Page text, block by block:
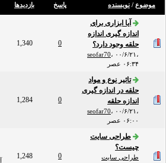
موضوع / نویسنده پاسخ بازدید‌ها
آیا ابزاری برای
اندازه گیری اندازه
حلقه وجود دارد؟
seofar70، ۰۰/۶/۲۱،
۰۶:۳۴ عصر
0
1,340
تاثیر نوع و مواد
حلقه در اندازه گیری
اندازه حلقه
seofar70، ۰۰/۶/۲۱،
۰۶:۰۰ عصر
0
1,284
طراحی سایت
چیست؟
طراحی سایت
0
1,248